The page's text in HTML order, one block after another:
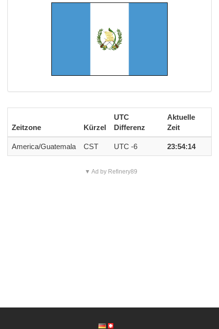
Zeitzone Kürzel
UTC
Differenz
Aktuelle
Zeit
America/Guatemala CST UTC -6 23:54:14
▼ Ad by Refinery89